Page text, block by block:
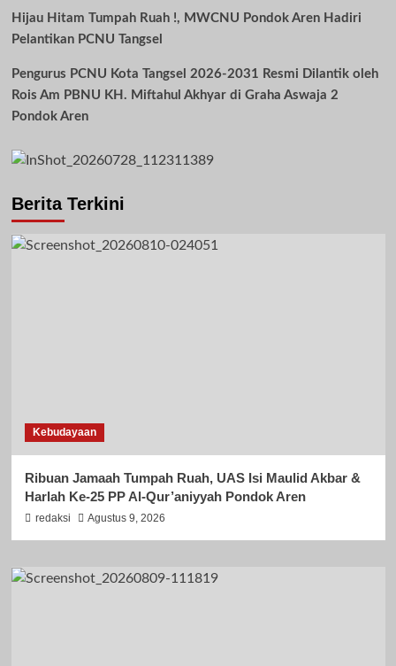
Hijau Hitam Tumpah Ruah !, MWCNU Pondok Aren Hadiri
Pelantikan PCNU Tangsel
Pengurus PCNU Kota Tangsel 2026-2031 Resmi Dilantik oleh
Rois Am PBNU KH. Miftahul Akhyar di Graha Aswaja 2
Pondok Aren
Berita Terkini
Kebudayaan
Ribuan Jamaah Tumpah Ruah, UAS Isi Maulid Akbar &
Harlah Ke-25 PP Al-Qur’aniyyah Pondok Aren
redaksi Agustus 9, 2026